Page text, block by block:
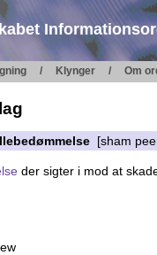
Klynger Om
[sham
der sigter i mod at